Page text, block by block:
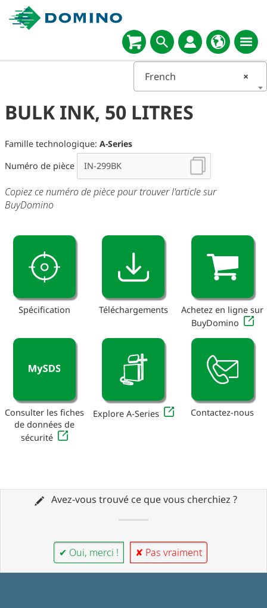
×
French
BULK INK, 50 LITRES
Famille technologique: A-Series
Numéro de pièce
Copiez ce numéro de pièce pour trouver l'article sur
BuyDomino
Spécification Téléchargements
Achetez en ligne sur
BuyDomino
Consulter les fiches
de données de
sécurité
Explore A-Series Contactez-nous
Avez-vous trouvé ce que vous cherchiez ?
✔ Oui, merci ! ✘ Pas vraiment